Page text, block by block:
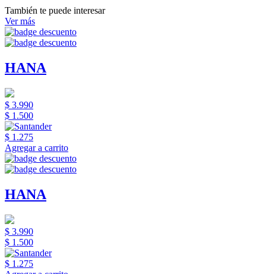
También te puede interesar
Ver más
HANA
$ 3.990
$ 1.500
$ 1.275
Agregar a carrito
HANA
$ 3.990
$ 1.500
$ 1.275